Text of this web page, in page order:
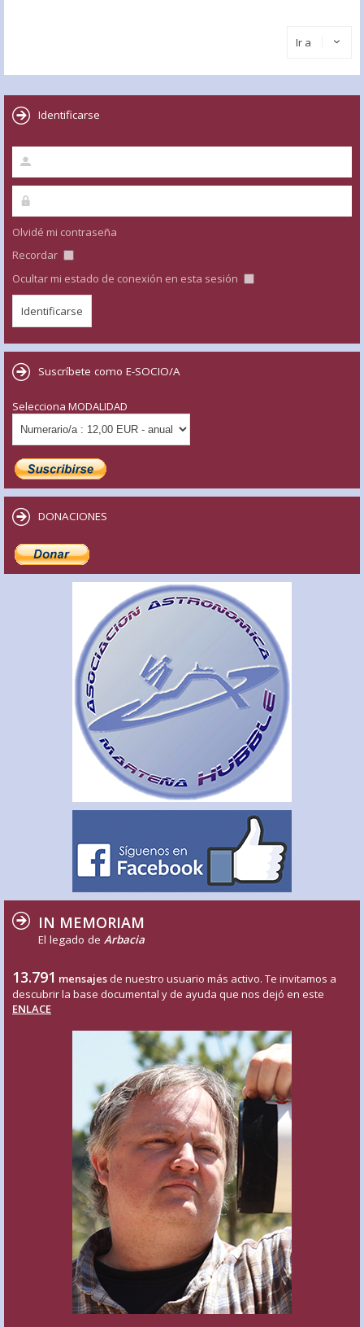
Ir a
Identificarse
Olvidé mi contraseña
Recordar
Ocultar mi estado de conexión en esta sesión
Suscríbete como E-SOCIO/A
Selecciona MODALIDAD
DONACIONES
IN MEMORIAM
El legado de Arbacia
13.791 mensajes de nuestro usuario más activo. Te invitamos a
descubrir la base documental y de ayuda que nos dejó en este
ENLACE